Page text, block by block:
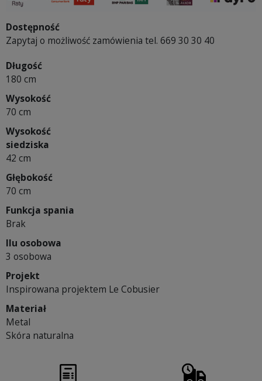
Dostępność
Zapytaj o możliwość zamówienia tel. 669 30 30 40
Długość
180 cm
Wysokość
70 cm
Wysokość
siedziska
42 cm
Głębokość
70 cm
Funkcja spania
Brak
Ilu osobowa
3 osobowa
Projekt
Inspirowana projektem Le Cobusier
Materiał
Metal
Skóra naturalna